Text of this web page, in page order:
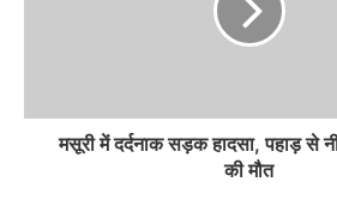
मसूरी में दर्दनाक सड़क हादसा, पहाड़ से
की मौत